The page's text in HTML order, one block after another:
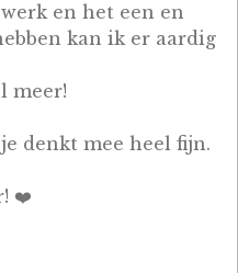
en het een en
kan ik er aardig
meer!
denkt mee heel fijn.
❤️